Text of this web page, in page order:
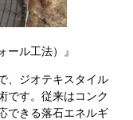
ール工法）』
、ジオテキスタイル
です。従来はコンク
できる落石エネルギ